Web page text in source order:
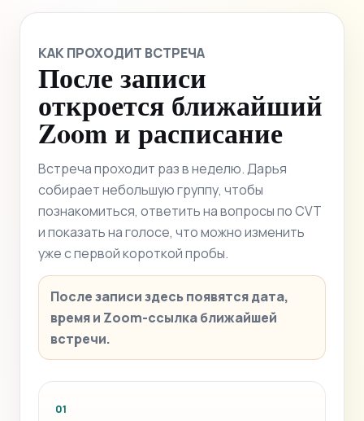
КАК ПРОХОДИТ ВСТРЕЧА
После записи
откроется ближайший
Zoom и расписание
Встреча проходит раз в неделю. Дарья
собирает небольшую группу, чтобы
познакомиться, ответить на вопросы по CVT
и показать на голосе, что можно изменить
уже с первой короткой пробы.
После записи здесь появятся дата,
время и Zoom-ссылка ближайшей
встречи.
01